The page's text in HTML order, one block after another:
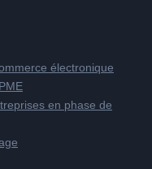
électronique
en phase de